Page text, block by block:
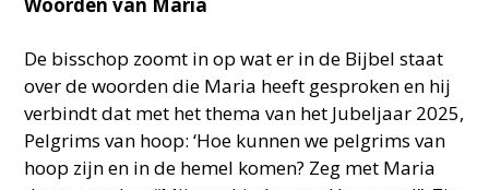
Woorden van Maria
De bisschop zoomt in op wat er in de Bijbel staat
over de woorden die Maria heeft gesproken en hij
verbindt dat met het thema van het Jubeljaar 2025,
Pelgrims van hoop: ‘Hoe kunnen we pelgrims van
hoop zijn en in de hemel komen? Zeg met Maria